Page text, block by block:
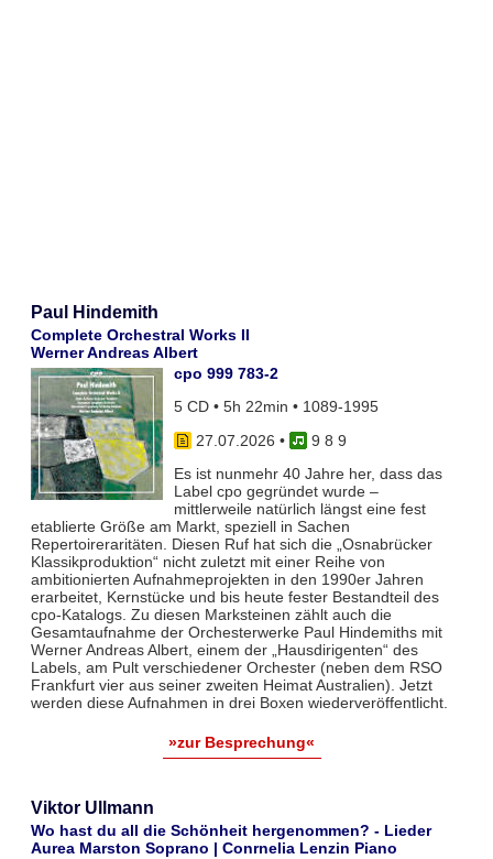
Paul Hindemith
Complete Orchestral Works II
Werner Andreas Albert
cpo 999 783-2
5 CD • 5h 22min • 1089-1995
27.07.2026 •
9 8 9
Es ist nunmehr 40 Jahre her, dass das
Label cpo gegründet wurde –
mittlerweile natürlich längst eine fest
etablierte Größe am Markt, speziell in Sachen
Repertoireraritäten. Diesen Ruf hat sich die „Osnabrücker
Klassikproduktion“ nicht zuletzt mit einer Reihe von
ambitionierten Aufnahmeprojekten in den 1990er Jahren
erarbeitet, Kernstücke und bis heute fester Bestandteil des
cpo-Katalogs. Zu diesen Marksteinen zählt auch die
Gesamtaufnahme der Orchesterwerke Paul Hindemiths mit
Werner Andreas Albert, einem der „Hausdirigenten“ des
Labels, am Pult verschiedener Orchester (neben dem RSO
Frankfurt vier aus seiner zweiten Heimat Australien). Jetzt
werden diese Aufnahmen in drei Boxen wiederveröffentlicht.
»zur Besprechung«
Viktor Ullmann
Wo hast du all die Schönheit hergenommen? - Lieder
Aurea Marston Soprano | Conrnelia Lenzin Piano